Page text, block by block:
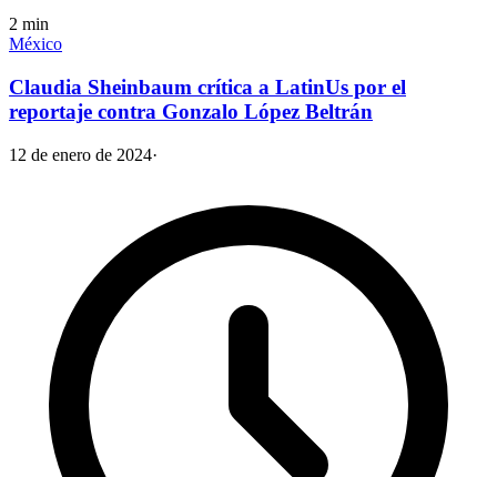
2 min
México
Claudia Sheinbaum crítica a LatinUs por el
reportaje contra Gonzalo López Beltrán
12 de enero de 2024·